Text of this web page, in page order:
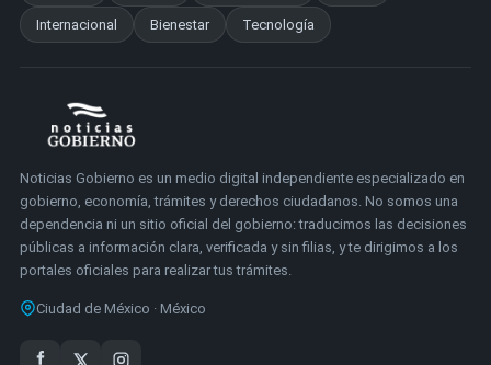
Internacional Bienestar Tecnología
Noticias Gobierno es un medio digital independiente especializado en
gobierno, economía, trámites y derechos ciudadanos. No somos una
dependencia ni un sitio oficial del gobierno: traducimos las decisiones
públicas a información clara, verificada y sin filias, y te dirigimos a los
portales oficiales para realizar tus trámites.
Ciudad de México · México